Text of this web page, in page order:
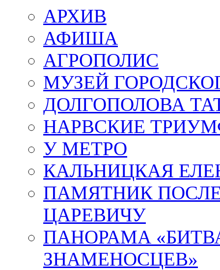
АРХИВ
АФИША
АГРОПОЛИС
МУЗЕЙ
ДОЛГОПОЛОВА
НАРВСКИЕ
У МЕТРО
КАЛЬНИЦКАЯ
ПАМЯТНИК
ЦАРЕВИЧУ
ПАНОРАМА
ЗНАМЕНОСЦЕВ»